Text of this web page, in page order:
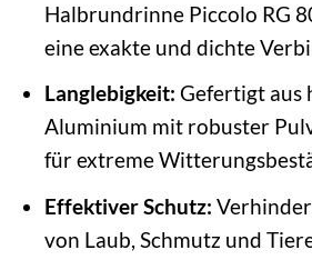
Halbrundrinne Piccolo RG
eine exakte und dichte
Langlebigkeit: Gefertigt aus
Aluminium mit robuster
für extreme
Effektiver Schutz:
von Laub, Schmutz und